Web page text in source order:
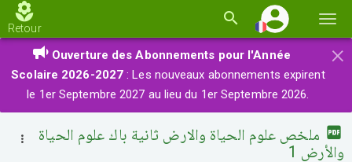
la
Retour
×
Ouverture des Abonnements pour l'Année
Scolaire 2026-2027 : Les nouveaux abonnements expirent
le 1er Septembre 2027 au lieu du 1er Septembre 2026.
ملخص علوم الحياة والارض ثانية باك علوم الحياة
والأرض 1